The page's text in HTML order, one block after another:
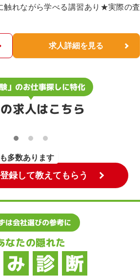
触れながら学べる講習あり★実際の査
求人詳細を見る
験」のお仕事探しに特化
求人はこちら
も多数あります
登録して教えてもらう
は会社選びの参考に
なたの隠れた
み 診 断